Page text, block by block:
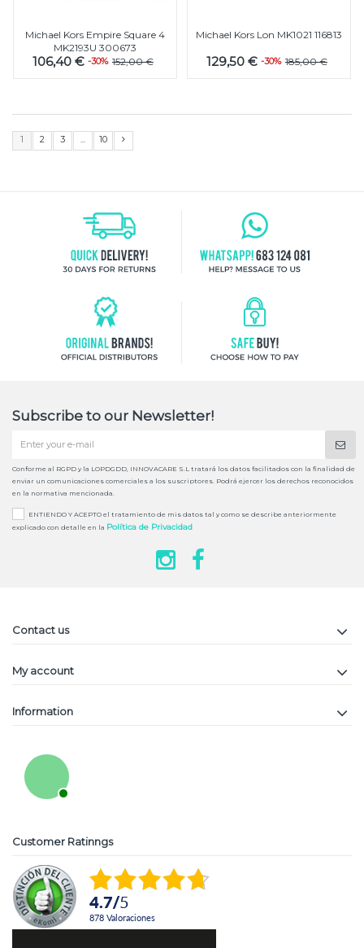
Michael Kors Empire Square 4
MK2193U 300673
106,40 € -30% 152,00 €
Michael Kors Lon MK1021 116813
129,50 € -30% 185,00 €
1 2 3 ... 10
Subscribe to our Newsletter!
Conforme al RGPD y la LOPDGDD, INNOVACARE S.L tratará los datos facilitados con la finalidad de
enviar un comunicaciones comerciales a los suscriptores. Podrá ejercer los derechos reconocidos
en la normativa mencionada.
ENTIENDO Y ACEPTO el tratamiento de mis datos tal y como se describe anteriormente
explicado con detalle en la Política de Privacidad
Contact us
My account
Information
Customer Ratinngs
4.7/5
878 Valoraciones